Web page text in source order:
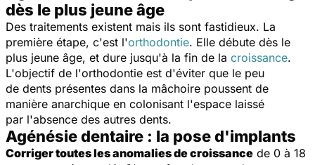
dès le plus jeune âge
Des traitements existent mais ils sont fastidieux. La
première étape, c'est l'orthodontie. Elle débute dès le
plus jeune âge, et dure jusqu'à la fin de la croissance.
L'objectif de l'orthodontie est d'éviter que le peu
de dents présentes dans la mâchoire poussent de
manière anarchique en colonisant l'espace laissé
par l'absence des autres dents.
Agénésie dentaire : la pose d'implants
Corriger toutes les anomalies de croissance de 0 à 18